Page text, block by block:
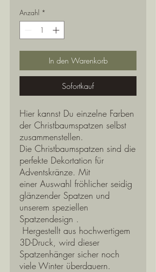
Anzahl *
In den Warenkorb
Sofortkauf
Hier kannst Du einzelne Farben
der Christbaumspatzen selbst
zusammenstellen.
Die Christbaumspatzen sind die
perfekte Dekortation für
Adventskränze. Mit
einer Auswahl fröhlicher seidig
glänzender Spatzen und
unserem speziellen
Spatzendesign .
Hergestellt aus hochwertigem
3D-Druck, wird dieser
Spatzenhänger sicher noch
viele Winter überdauern.